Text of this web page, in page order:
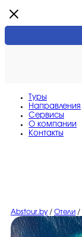
Туры
Направления
Сервисы
O компании
Контакты
Abstour.by / Отели /